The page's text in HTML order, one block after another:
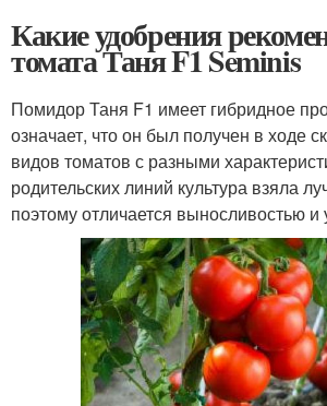
Какие удобрения
томата Таня F1 Seminis
Помидор Таня F1 имеет гибридное
означает, что он был получен в ходе
видов томатов с разными
родительских линий культура взяла
поэтому отличается выносливостью